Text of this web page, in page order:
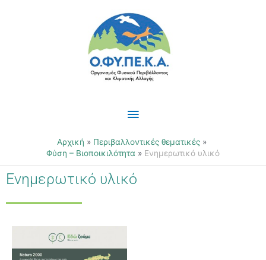
Κύριο
Μενού
Αρχική
Περιβαλλοντικές θεματικές
Φύση – Βιοποικιλότητα
Ενημερωτικό υλικό
Ενημερωτικό υλικό